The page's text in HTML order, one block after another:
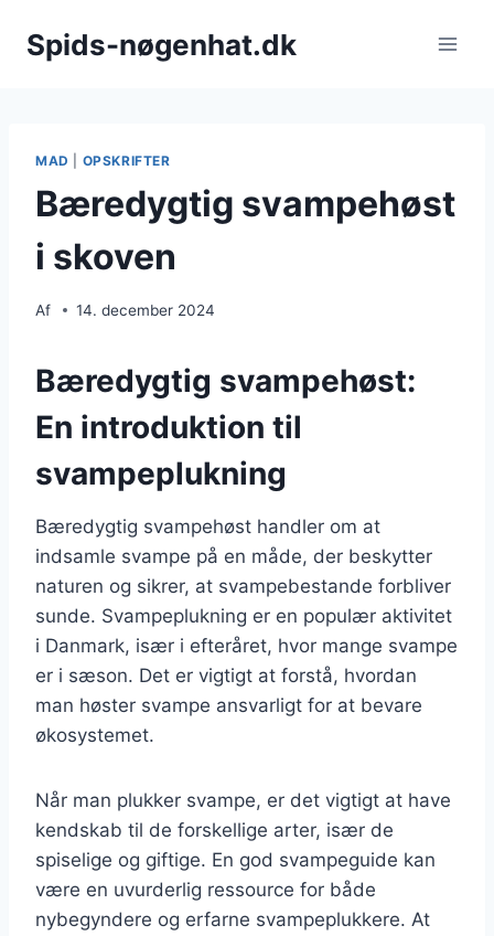
Spids-nøgenhat.dk
MAD OPSKRIFTER
Bæredygtig svampehøst
i skoven
Af 14. december 2024
Bæredygtig svampehøst:
En introduktion til
svampeplukning
Bæredygtig svampehøst handler om at
indsamle svampe på en måde, der beskytter
naturen og sikrer, at svampebestande forbliver
sunde. Svampeplukning er en populær aktivitet
i Danmark, især i efteråret, hvor mange svampe
er i sæson. Det er vigtigt at forstå, hvordan
man høster svampe ansvarligt for at bevare
økosystemet.
Når man plukker svampe, er det vigtigt at have
kendskab til de forskellige arter, især de
spiselige og giftige. En god svampeguide kan
være en uvurderlig ressource for både
nybegyndere og erfarne svampeplukkere. At